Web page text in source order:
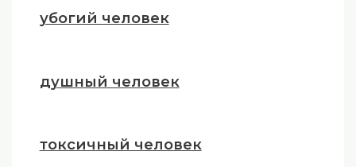
убогий человек
душный человек
токсичный человек